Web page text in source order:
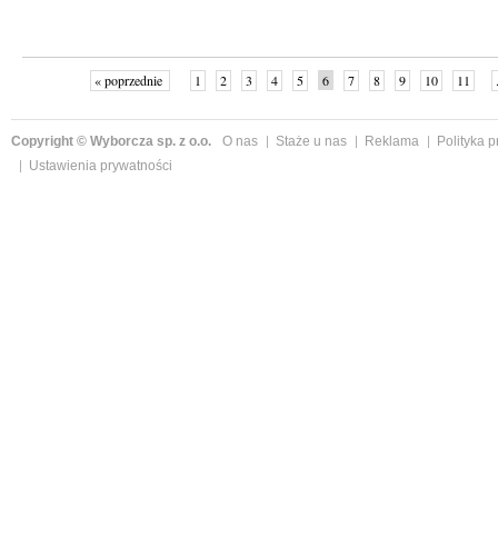
« poprzednie 1 2 3 4 5 6 7 8 9 10 11
Copyright © Wyborcza sp. z o.o. O nas Staże u nas Reklama
Polityka
Ustawienia prywatności